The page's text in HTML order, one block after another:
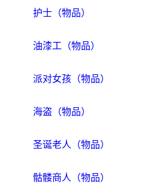
护士（物品）
油漆工（物品）
派对女孩（物品）
海盗（物品）
圣诞老人（物品）
骷髅商人（物品）